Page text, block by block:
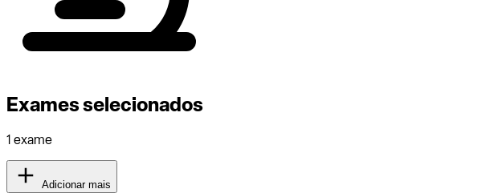
Exames selecionados
1 exame
Adicionar mais